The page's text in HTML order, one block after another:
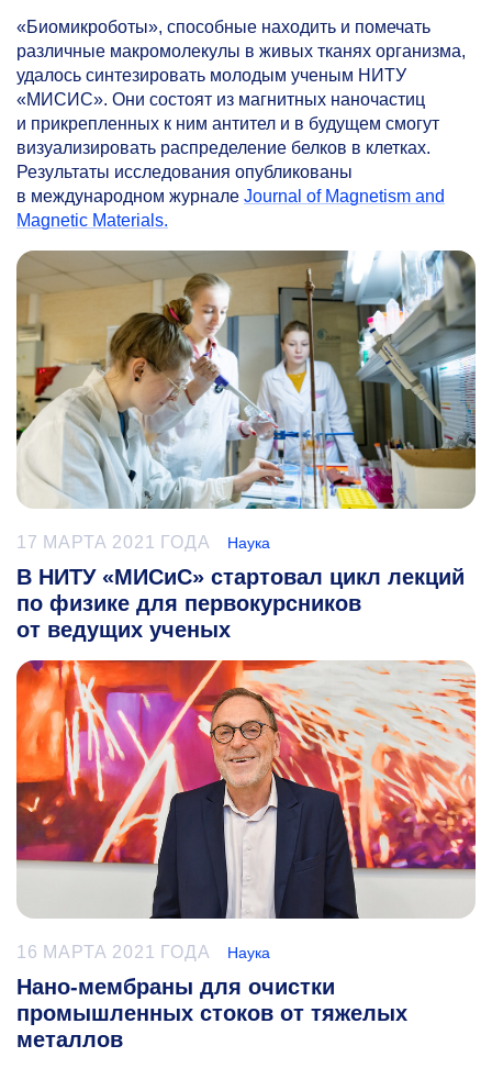
«Биомикроботы», способные находить и помечать
различные макромолекулы в живых тканях организма,
удалось синтезировать молодым ученым НИТУ
«МИСИС». Они состоят из магнитных наночастиц
и прикрепленных к ним антител и в будущем смогут
визуализировать распределение белков в клетках.
Результаты исследования опубликованы
в международном журнале Journal of Magnetism and
Magnetic Materials.
17 МАРТА 2021 ГОДА Наука
В НИТУ «МИСиС» стартовал цикл лекций
по физике для первокурсников
от ведущих ученых
16 МАРТА 2021 ГОДА Наука
Нано-мембраны для очистки
промышленных стоков от тяжелых
металлов